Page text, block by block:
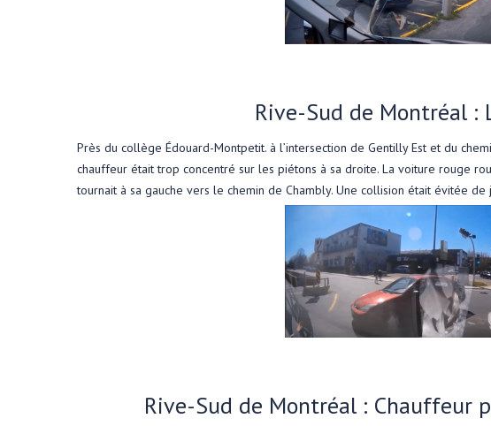
Rive-Sud de Montréal :
Près du collège Édouard-Montpetit. à l’intersection de Gentilly Est et du
chauffeur était trop concentré sur les piétons à sa droite. La voiture rouge
tournait à sa gauche vers le chemin de Chambly. Une collision était évitée de
Rive-Sud de Montréal : Chauffeur